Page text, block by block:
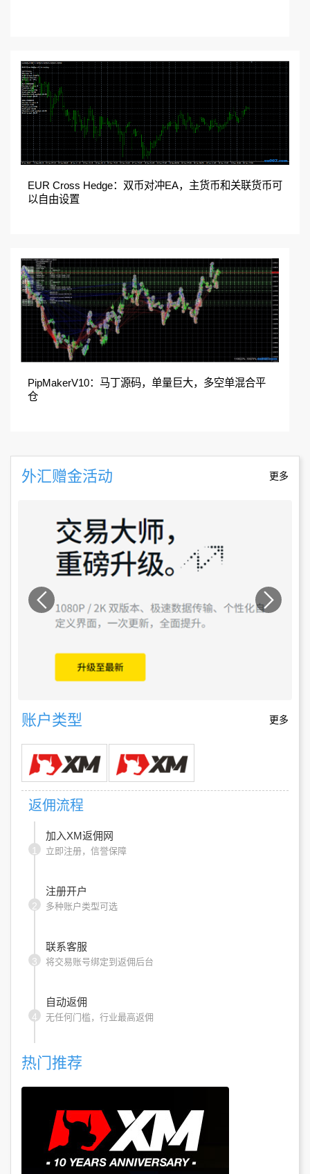
EUR Cross Hedge：双币对冲EA，主货币和关联货币可
以自由设置
PipMakerV10：马丁源码，单量巨大，多空单混合平
仓
外汇赠金活动 更多
账户类型 更多
返佣流程
1
加入XM返佣网
立即注册，信誉保障
2
注册开户
多种账户类型可选
3
联系客服
将交易账号绑定到返佣后台
4
自动返佣
无任何门槛，行业最高返佣
热门推荐